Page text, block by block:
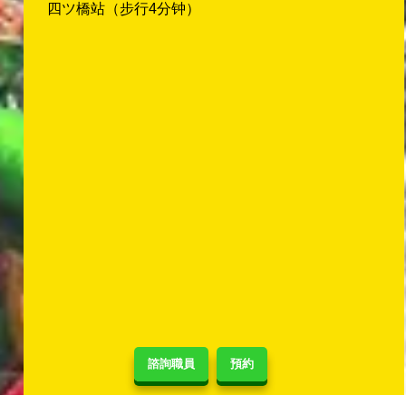
諮詢職員 預約
四ツ橋站（步行4分钟）